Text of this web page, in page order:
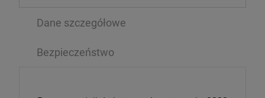
Dane szczegółowe
Bezpieczeństwo